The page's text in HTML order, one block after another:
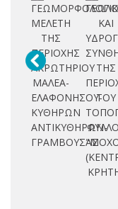
ΜΕΛΕΤΗ
ΤΗΣ
ΠΕΡΙΟΧΗΣ
ΑΚΡΩΤΗΡΙΟΥ
ΜΑΛΕΑ-
ΕΛΑΦΟΝΗΣΟΥ-
ΚΥΘΗΡΩΝ
ΑΝΤΙΚΥΘΗΡΩΝ-
ΓΡΑΜΒΟΥΣΑΣ
ΚΑΙ
ΤΗΣ
ΤΟΥ